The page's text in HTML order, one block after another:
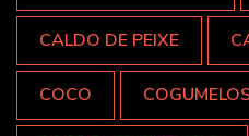
CALDO DE PEIXE
COCO